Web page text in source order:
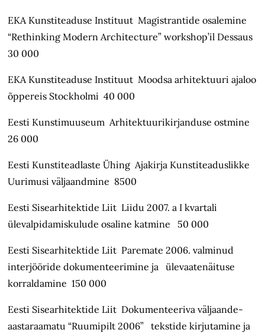
EKA Kunstiteaduse Instituut Magistrantide osalemine
“Rethinking Modern Architecture” workshop’il Dessaus
30 000
EKA Kunstiteaduse Instituut Moodsa arhitektuuri ajaloo
õppereis Stockholmi 40 000
Eesti Kunstimuuseum Arhitektuurikirjanduse ostmine
26 000
Eesti Kunstiteadlaste Ühing Ajakirja Kunstiteaduslikke
Uurimusi väljaandmine 8500
Eesti Sisearhitektide Liit Liidu 2007. a I kvartali
ülevalpidamiskulude osaline katmine 50 000
Eesti Sisearhitektide Liit Paremate 2006. valminud
interjööride dokumenteerimine ja ülevaatenäituse
korraldamine 150 000
Eesti Sisearhitektide Liit Dokumenteeriva väljaande-
aastaraamatu “Ruumipilt 2006” tekstide kirjutamine ja